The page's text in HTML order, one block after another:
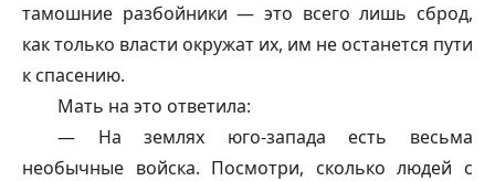
тамошние разбойники — это всего лишь сброд,
как только власти окружат их, им не останется пути
к спасению.
Мать на это ответила:
— На землях юго-запада есть весьма
необычные войска. Посмотри, сколько людей с